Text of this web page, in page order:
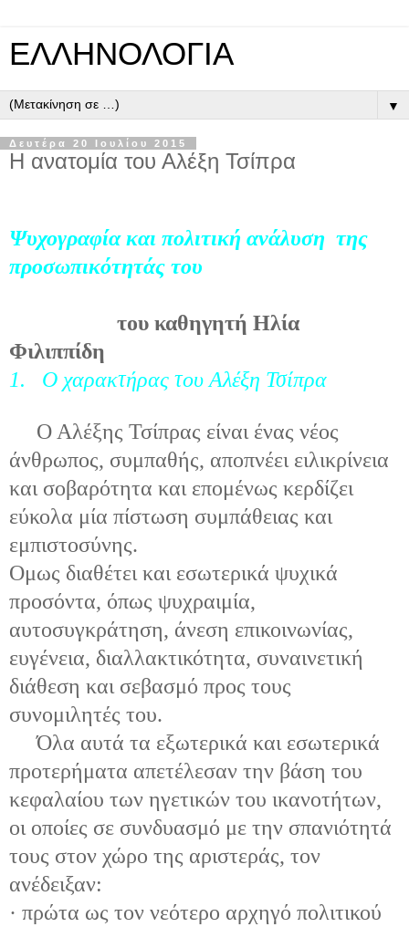
ΕΛΛΗΝΟΛΟΓΙΑ
▼
Δευτέρα 20 Ιουλίου 2015
Η ανατομία του Αλέξη Τσίπρα
Ψυχογραφία και πολιτική ανάλυση της
προσωπικότητάς του
του καθηγητή Ηλία
Φιλιππίδη
1.
Ο χαρακτήρας του Αλέξη Τσίπρα
Ο Αλέξης Τσίπρας είναι ένας νέος
άνθρωπος, συμπαθής, αποπνέει ειλικρίνεια
και σοβαρότητα και επομένως κερδίζει
εύκολα μία πίστωση συμπάθειας και
εμπιστοσύνης.
Oμως διαθέτει και εσωτερικά ψυχικά
προσόντα, όπως ψυχραιμία,
αυτοσυγκράτηση, άνεση επικοινωνίας,
ευγένεια, διαλλακτικότητα, συναινετική
διάθεση και σεβασμό προς τους
συνομιλητές του.
Όλα αυτά τα εξωτερικά και εσωτερικά
προτερήματα απετέλεσαν την βάση του
κεφαλαίου των ηγετικών του ικανοτήτων,
οι οποίες σε συνδυασμό με την σπανιότητά
τους στον χώρο της αριστεράς, τον
ανέδειξαν:
· πρώτα ως τον νεότερο αρχηγό πολιτικού